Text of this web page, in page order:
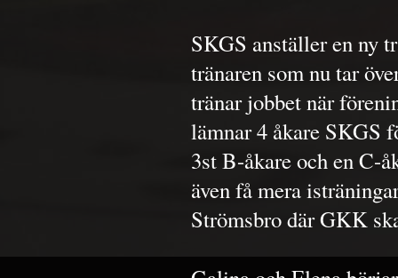
SKGS anställer en ny
tränaren som nu tar
tränar jobbet när
lämnar 4 åkare SKGS
3st B-åkare och en C-
även få mera
Strömsbro där GKK